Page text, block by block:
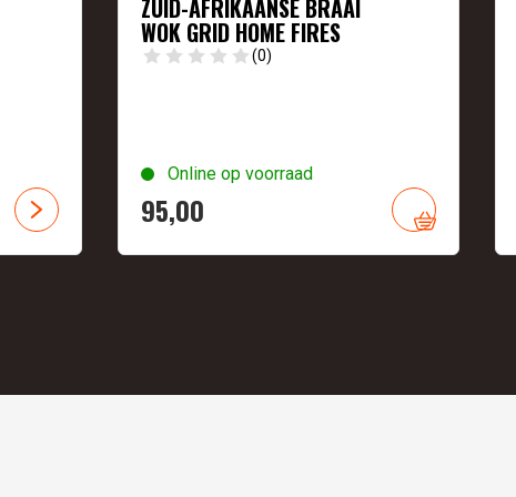
ZUID-AFRIKAANSE BRAAI
WOK GRID HOME FIRES
(0)
Online op voorraad
95,00